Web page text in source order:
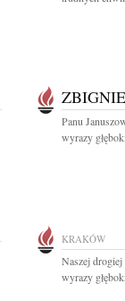
Panu
wyrazy
KRAKÓW
Naszej
wyrazy